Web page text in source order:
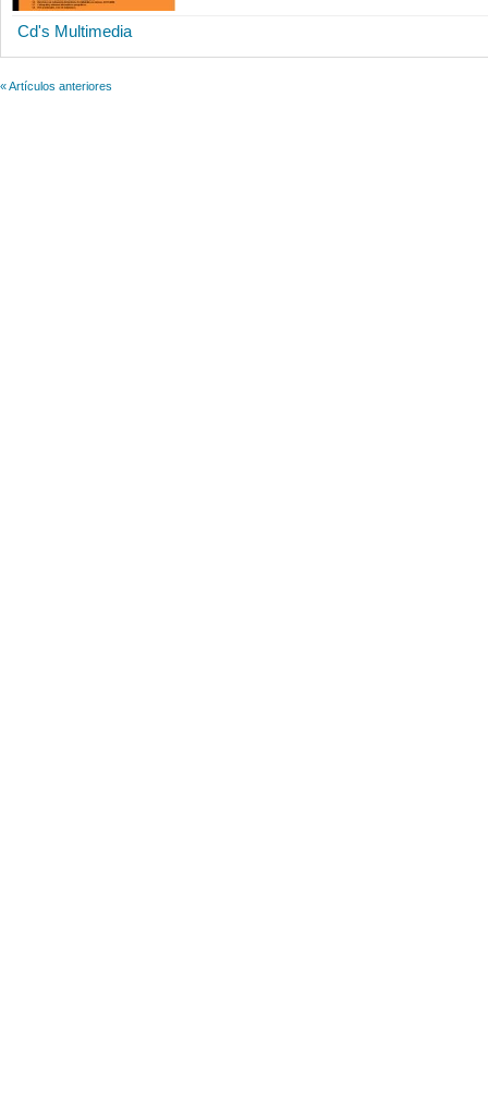
Cd's Multimedia
« Artículos anteriores